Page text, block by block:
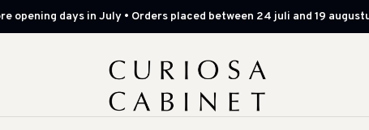
opening days in July • Orders placed between 24 juli and 19